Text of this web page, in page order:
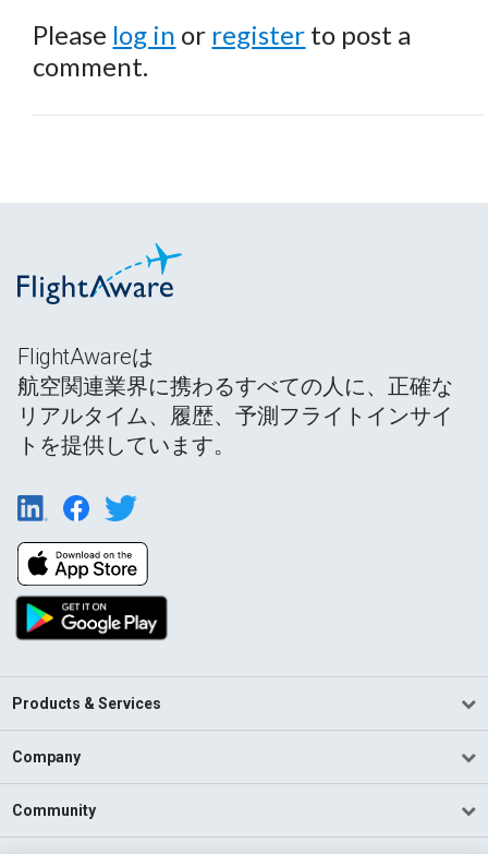
Please log in or register to post a
comment.
FlightAwareは
航空関連業界に携わるすべての人に、正確な
リアルタイム、履歴、予測フライトインサイ
トを提供しています。
Products & Services
Company
Community